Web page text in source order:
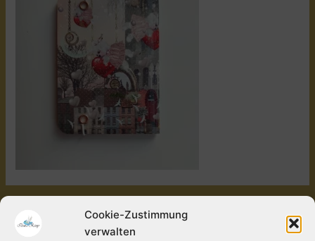
Cookie-Zustimmung
verwalten
Vorheriger Medien